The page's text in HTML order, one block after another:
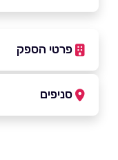
פרטי הספק
סניפים